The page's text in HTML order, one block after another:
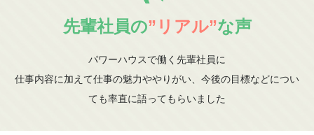
先輩社員の”リアル”な声
パワーハウスで働く先輩社員に
仕事内容に加えて仕事の魅力ややりがい、今後の目標などについ
ても率直に語ってもらいました